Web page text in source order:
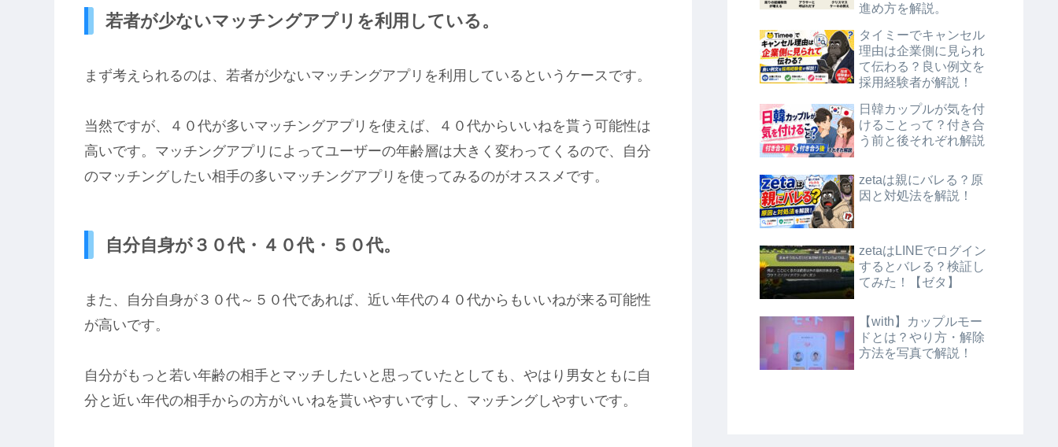
若者が少ないマッチングアプリを利用している。
まず考えられるのは、若者が少ないマッチングアプリを利用しているというケースです。
当然ですが、４０代が多いマッチングアプリを使えば、４０代からいいねを貰う可能性は
高いです。マッチングアプリによってユーザーの年齢層は大きく変わってくるので、自分
のマッチングしたい相手の多いマッチングアプリを使ってみるのがオススメです。
自分自身が３０代・４０代・５０代。
また、自分自身が３０代～５０代であれば、近い年代の４０代からもいいねが来る可能性
が高いです。
自分がもっと若い年齢の相手とマッチしたいと思っていたとしても、やはり男女ともに自
分と近い年代の相手からの方がいいねを貰いやすいですし、マッチングしやすいです。
進め方を解説。
タイミーでキャンセル
理由は企業側に見られ
て伝わる？良い例文を
採用経験者が解説！
日韓カップルが気を付
けることって？付き合
う前と後それぞれ解説
zetaは親にバレる？原
因と対処法を解説！
zetaはLINEでログイン
するとバレる？検証し
てみた！【ゼタ】
【with】カップルモー
ドとは？やり方・解除
方法を写真で解説！